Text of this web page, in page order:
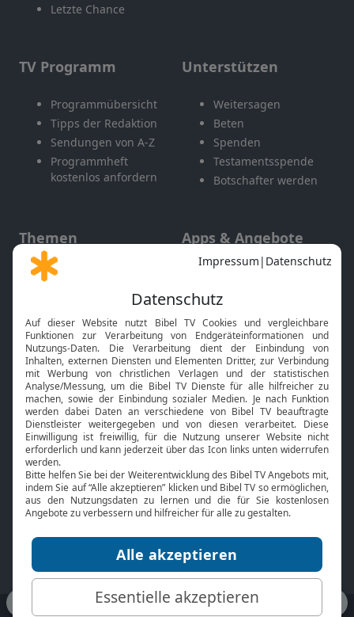
Letzte Chance
TV Programm
Programmübersicht
Tipps der Redaktion
Sendungen von A-Z
Programmheft
kostenlos anfordern
Unterstützen
Weitersagen
Beten
Spenden
Testamentsspende
Botschafter werden
Themen
Gott und Bibel erklärt
Neuigkeiten
Apps & Angebote
Mobile App
Smart TV
HbbTV
Bibelthek Online-Bibel
Nächster Gottesdienst
Bibel TV
Über uns
Jobs
Mediadaten
Service
Kontakt
TV-Empfang